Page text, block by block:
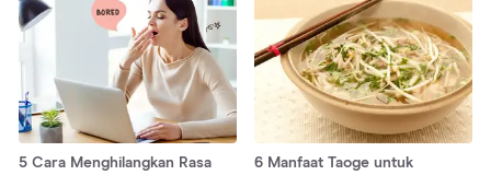
5 Cara Menghilangkan Rasa
6 Manfaat Taoge untuk